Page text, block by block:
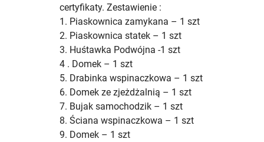
certyfikaty. Zestawienie :
1. Piaskownica zamykana – 1 szt
2. Piaskownica statek – 1 szt
3. Huśtawka Podwójna -1 szt
4 . Domek – 1 szt
5. Drabinka wspinaczkowa – 1 szt
6. Domek ze zjeżdżalnią – 1 szt
7. Bujak samochodzik – 1 szt
8. Ściana wspinaczkowa – 1 szt
9. Domek – 1 szt